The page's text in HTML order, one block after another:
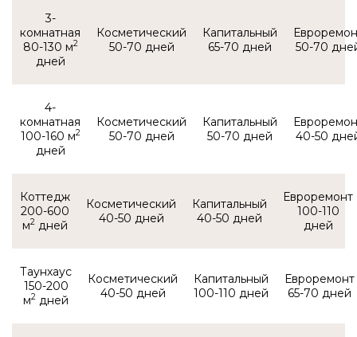
3-
комнатная
80-130 м2 50-70 65-70 50-70
4-
комнатная
100-160 м2 50-70 50-70 40-50
Коттедж
200-600
м2 40-50 40-50 100-110
Таунхаус
150-200
м2 40-50 100-110 65-70